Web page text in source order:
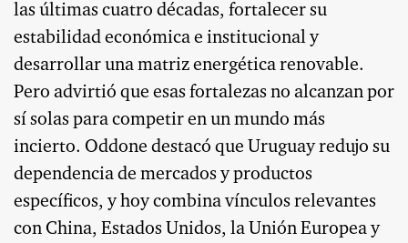
las últimas cuatro décadas, fortalecer su
estabilidad económica e institucional y
desarrollar una matriz energética renovable.
Pero advirtió que esas fortalezas no alcanzan por
sí solas para competir en un mundo más
incierto. Oddone destacó que Uruguay redujo su
dependencia de mercados y productos
específicos, y hoy combina vínculos relevantes
con China, Estados Unidos, la Unión Europea y